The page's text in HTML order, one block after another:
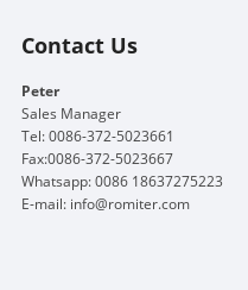
Contact Us
Peter
Sales Manager
Tel: 0086-372-5023661
Fax:0086-372-5023667
Whatsapp: 0086 18637275223
E-mail: info@romiter.com